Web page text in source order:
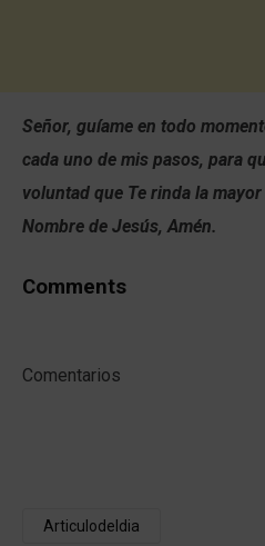
Señor, guíame en todo
cada uno de mis pasos, para
voluntad que Te rinda la
Nombre de Jesús, Amén.
Comments
Comentarios
Articulodeldia